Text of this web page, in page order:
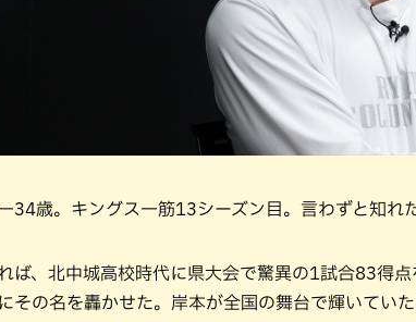
34歳。キングス一筋13シーズン目。言わずと知れ
ば、北中城高校時代に県大会で驚異の1試合83得
その名を轟かせた。岸本が全国の舞台で輝いてい